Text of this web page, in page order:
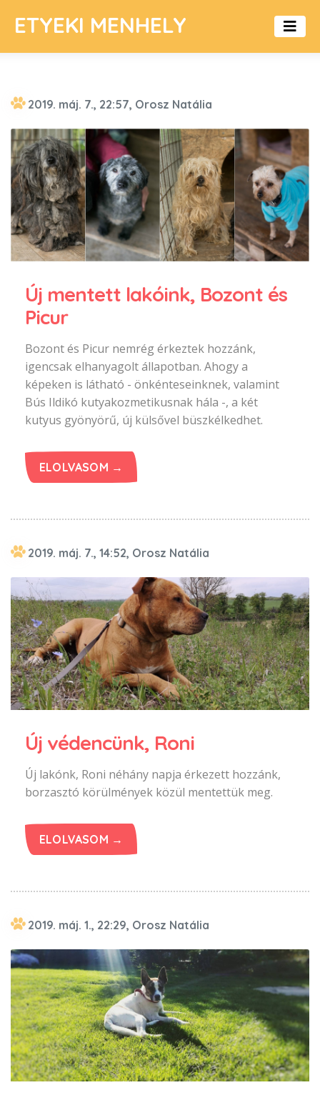
ETYEKI MENHELY
2019. máj. 7., 22:57, Orosz Natália
Új mentett lakóink, Bozont és
Picur
Bozont és Picur nemrég érkeztek hozzánk,
igencsak elhanyagolt állapotban. Ahogy a
képeken is látható - önkénteseinknek, valamint
Bús Ildikó kutyakozmetikusnak hála -, a két
kutyus gyönyörű, új külsővel büszkélkedhet.
ELOLVASOM →
2019. máj. 7., 14:52, Orosz Natália
Új védencünk, Roni
Új lakónk, Roni néhány napja érkezett hozzánk,
borzasztó körülmények közül mentettük meg.
ELOLVASOM →
2019. máj. 1., 22:29, Orosz Natália